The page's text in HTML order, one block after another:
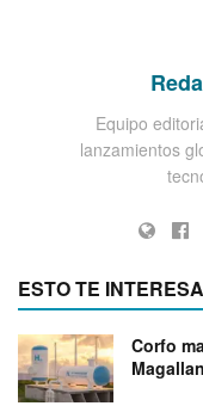
Equipo
lanzamientos
ESTO TE
Corfo